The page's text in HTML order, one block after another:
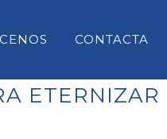
CONTACTA
ETERNIZAR